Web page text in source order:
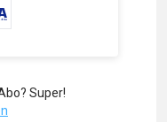
Super!